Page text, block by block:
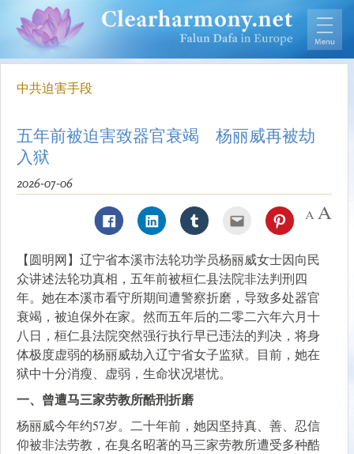
中共迫害手段
五年前被迫害致器官衰竭 杨丽威再被劫
入狱
2026-07-06
【圆明网】辽宁省本溪市法轮功学员杨丽威女士因向民
众讲述法轮功真相，五年前被桓仁县法院非法判刑四
年。她在本溪市看守所期间遭警察折磨，导致多处器官
衰竭，被迫保外在家。然而五年后的二零二六年六月十
八日，桓仁县法院突然强行执行早已违法的判决，将身
体极度虚弱的杨丽威劫入辽宁省女子监狱。目前，她在
狱中十分消瘦、虚弱，生命状况堪忧。
一、曾遭马三家劳教所酷刑折磨
杨丽威今年约57岁。二十年前，她因坚持真、善、忍信
仰被非法劳教，在臭名昭著的马三家劳教所遭受多种酷